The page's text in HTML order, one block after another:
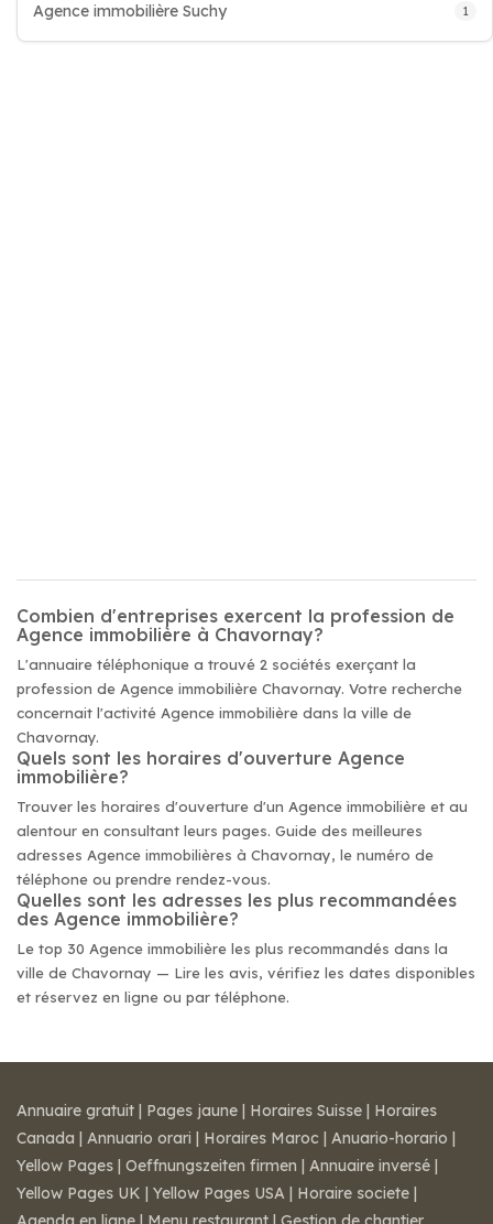
Agence immobilière Suchy 1
Combien d'entreprises exercent la profession de
Agence immobilière à Chavornay?
L'annuaire téléphonique a trouvé 2 sociétés exerçant la
profession de Agence immobilière Chavornay. Votre recherche
concernait l'activité Agence immobilière dans la ville de
Chavornay.
Quels sont les horaires d'ouverture Agence
immobilière?
Trouver les horaires d'ouverture d'un Agence immobilière et au
alentour en consultant leurs pages. Guide des meilleures
adresses Agence immobilières à Chavornay, le numéro de
téléphone ou prendre rendez-vous.
Quelles sont les adresses les plus recommandées
des Agence immobilière?
Le top 30 Agence immobilière les plus recommandés dans la
ville de Chavornay — Lire les avis, vérifiez les dates disponibles
et réservez en ligne ou par téléphone.
Annuaire gratuit | Pages jaune | Horaires Suisse | Horaires
Canada | Annuario orari | Horaires Maroc | Anuario-horario |
Yellow Pages | Oeffnungszeiten firmen | Annuaire inversé |
Yellow Pages UK | Yellow Pages USA | Horaire societe |